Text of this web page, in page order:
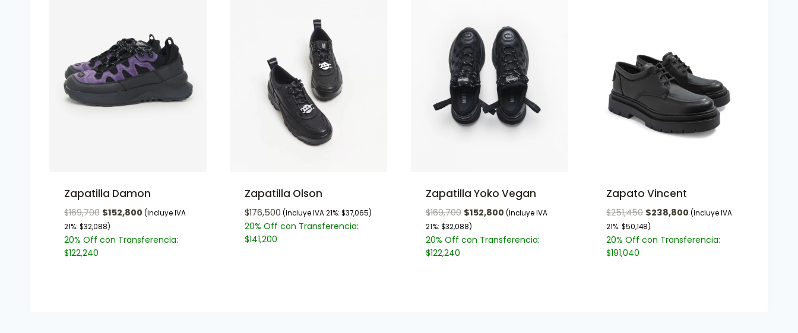
Zapatilla Damon
$169,700 $152,800 (Incluye IVA
21%: $32,088)
20% Off con Transferencia:
$122,240
Zapatilla Olson
$176,500 (Incluye IVA 21%: $37,065)
20% Off con Transferencia:
$141,200
Zapatilla Yoko Vegan
$169,700 $152,800 (Incluye IVA
21%: $32,088)
20% Off con Transferencia:
$122,240
Zapato Vincent
$251,450 $238,800 (Incluye IVA
21%: $50,148)
20% Off con Transferencia:
$191,040